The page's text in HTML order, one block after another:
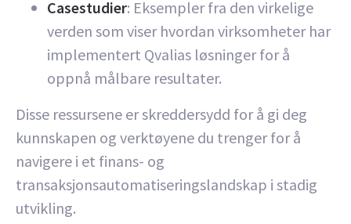
Casestudier: Eksempler fra den virkelige
verden som viser hvordan virksomheter har
implementert Qvalias løsninger for å
oppnå målbare resultater.
Disse ressursene er skreddersydd for å gi deg
kunnskapen og verktøyene du trenger for å
navigere i et finans- og
transaksjonsautomatiseringslandskap i stadig
utvikling.